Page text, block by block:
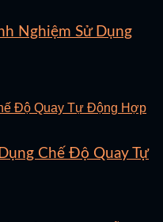
Nghiệm Sử Dụng
Chế Độ Quay Tự